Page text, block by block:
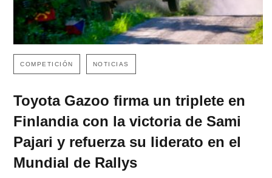
COMPETICIÓN NOTICIAS
Toyota Gazoo firma un triplete en
Finlandia con la victoria de Sami
Pajari y refuerza su liderato en el
Mundial de Rallys